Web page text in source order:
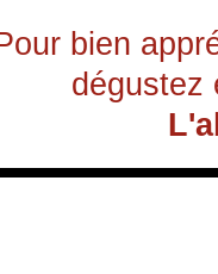
bien
dégustez